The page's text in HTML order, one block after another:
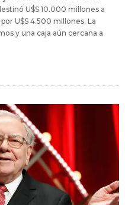
U$S 10.000 millones a
U$S 4.500 millones. La
y una caja aún cercana a